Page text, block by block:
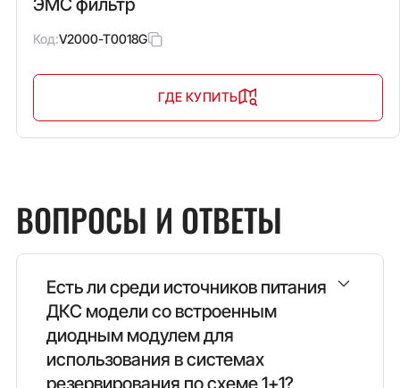
ЭМС фильтр
Код:V2000-T0018G
ГДЕ КУПИТЬ
ВОПРОСЫ И ОТВЕТЫ
Есть ли среди источников питания
ДКС модели со встроенным
диодным модулем для
использования в системах
резервирования по схеме 1+1?